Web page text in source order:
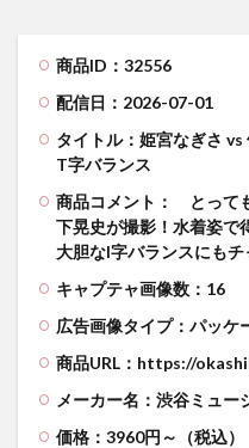
商品ID：32556
配信日：2026-07-01
タイトル：姫宮なぎさ
T字バランス
商品コメント：
とって
下晃史が撮影！水着姿で
大胆なI字バランスにも
キャプテャ画像数：16
広告画像タイプ：パッケ
商品URL：https://
メーカー名：渋谷ミュー
価格：3960円～（税込）